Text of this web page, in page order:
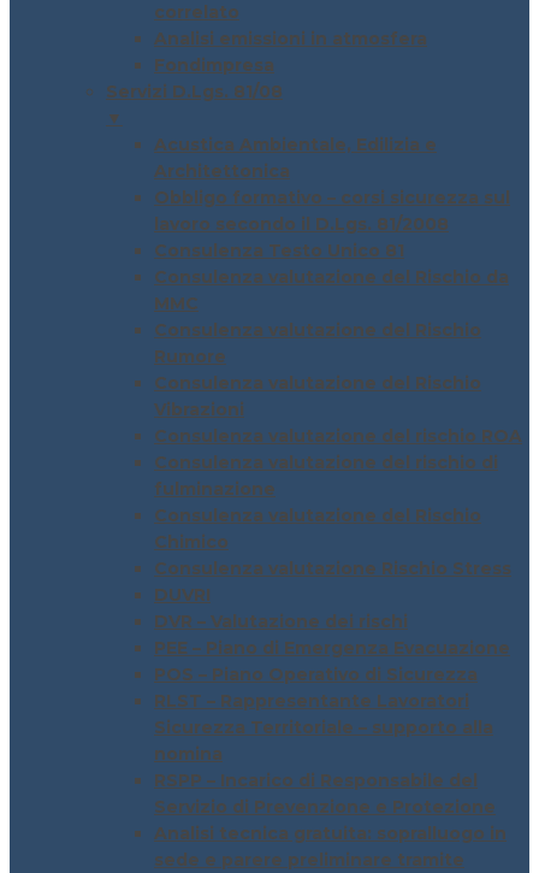
correlato
Analisi emissioni in atmosfera
Fondimpresa
Servizi D.Lgs. 81/08
▼
Acustica Ambientale, Edilizia e
Architettonica
Obbligo formativo – corsi sicurezza sul
lavoro secondo il D.Lgs. 81/2008
Consulenza Testo Unico 81
Consulenza valutazione del Rischio da
MMC
Consulenza valutazione del Rischio
Rumore
Consulenza valutazione del Rischio
Vibrazioni
Consulenza valutazione del rischio ROA
Consulenza valutazione del rischio di
fulminazione
Consulenza valutazione del Rischio
Chimico
Consulenza valutazione Rischio Stress
DUVRI
DVR – Valutazione dei rischi
PEE – Piano di Emergenza Evacuazione
POS – Piano Operativo di Sicurezza
RLST – Rappresentante Lavoratori
Sicurezza Territoriale – supporto alla
nomina
RSPP – Incarico di Responsabile del
Servizio di Prevenzione e Protezione
Analisi tecnica gratuita: sopralluogo in
sede e parere preliminare tramite